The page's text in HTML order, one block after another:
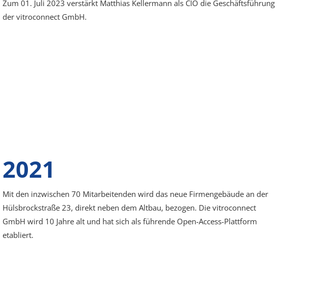
Zum 01. Juli 2023 verstärkt Matthias Kellermann als CIO die Geschäftsführung
der vitroconnect GmbH.
2021
Mit den inzwischen 70 Mitarbeitenden wird das neue Firmengebäude an der
Hülsbrockstraße 23, direkt neben dem Altbau, bezogen. Die vitroconnect
GmbH wird 10 Jahre alt und hat sich als führende Open-Access-Plattform
etabliert.